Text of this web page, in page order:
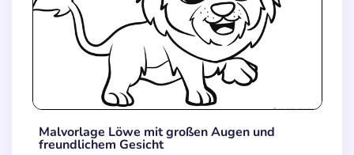
Malvorlage Löwe mit großen Augen und
freundlichem Gesicht